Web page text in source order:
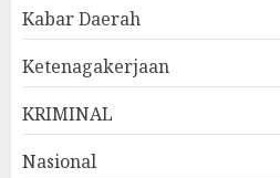
Kabar Daerah
Ketenagakerjaan
KRIMINAL
Nasional